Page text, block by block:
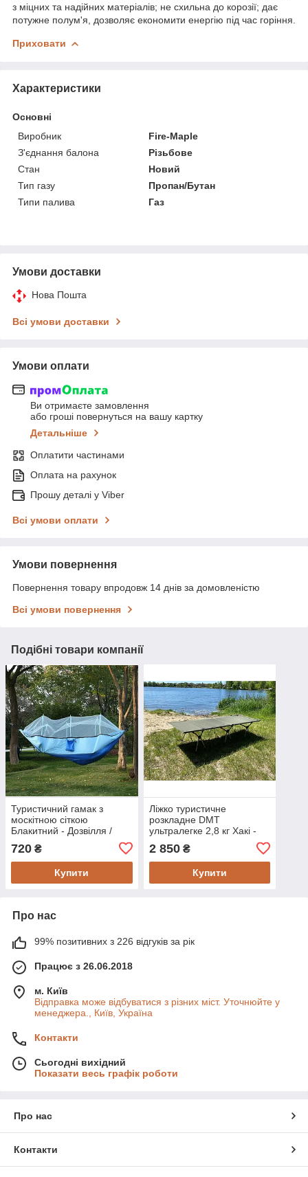
з міцних та надійних матеріалів; не схильна до корозії; дає
потужне полум'я, дозволяє економити енергію під час горіння.
Приховати
Характеристики
Основні
Виробник
Fire-Maple
З'єднання балона
Різьбове
Стан
Новий
Тип газу
Пропан/Бутан
Типи палива
Газ
Умови доставки
Нова Пошта
Всі умови доставки
Умови оплати
Ви отримаєте замовлення
або гроші повернуться на вашу картку
Детальніше
Оплатити частинами
Оплата на рахунок
Прошу деталі у Viber
Всі умови оплати
Умови повернення
Повернення товару впродовж 14 днів за домовленістю
Всі умови повернення
Подібні товари компанії
Туристичний гамак з
москітною сіткою
Блакитний - Дозвілля /
720 ₴
Купити
Ліжко туристичне
розкладне DMT
ультралегке 2,8 кг Хакі -
2 850₴
Купити
Про нас
99% позитивних з 226 відгуків за рік
Працює з 26.06.2018
м. Київ
Відправка може відбуватися з різних міст. Уточнюйте у
менеджера., Київ, Україна
Контакти
Сьогодні вихідний
Показати весь графік роботи
Про нас
Контакти